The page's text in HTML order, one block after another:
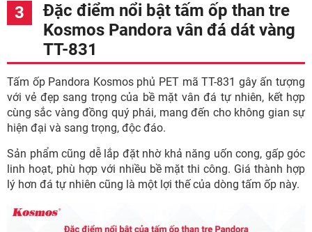
Đặc điểm nổi bật tấm ốp than tre
Kosmos Pandora vân đá dát vàng
TT-831
Tấm ốp Pandora Kosmos phủ PET mã TT-831 gây ấn tượng
với vẻ đẹp sang trọng của bề mặt vân đá tự nhiên, kết hợp
cùng sắc vàng đồng quý phái, mang đến cho không gian sự
hiện đại và sang trọng, độc đáo.
Sản phẩm cũng dễ lắp đặt nhờ khả năng uốn cong, gấp góc
linh hoạt, phù hợp với nhiều bề mặt thi công. Giá thành hợp
lý hơn đá tự nhiên cũng là một lợi thế của dòng tấm ốp này.